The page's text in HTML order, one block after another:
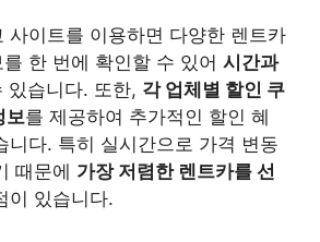
사이트를 이용하면 다양한 렌트카
한 번에 확인할 수 있어 시간과
있습니다. 또한, 각 업체별 할인 쿠
보를 제공하여 추가적인 할인 혜
니다. 특히 실시간으로 가격 변동
때문에 가장 저렴한 렌트카를 선
이 있습니다.